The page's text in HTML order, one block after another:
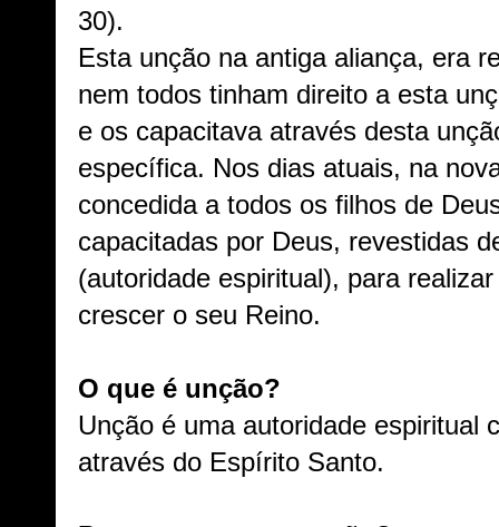
30).
Esta unção na antiga aliança, era
nem todos tinham direito a esta
e os capacitava através desta
específica. Nos dias atuais, na
concedida a todos os filhos de
capacitadas por Deus, revestidas
(autoridade espiritual), para
crescer o seu Reino.
O que é unção?
Unção é uma autoridade espiritual
através do Espírito Santo.